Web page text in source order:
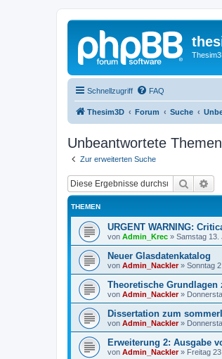
Schnellzugriff FAQ
Thesim3D Forum Suche
Unbeantwortete Themen
Zur erweiterten Suche
Suche
THEMEN
URGENT WARNING:
von Admin_Krec » Samstag 13.
Neuer Glasdatenkatalog
von Admin_Nackler» Sonntag
Theoretische
von Admin_Nackler»
Dissertation zum
von Admin_Nackler»
Erweiterung 2: Ausgabe
von Admin_Nackler» Freitag